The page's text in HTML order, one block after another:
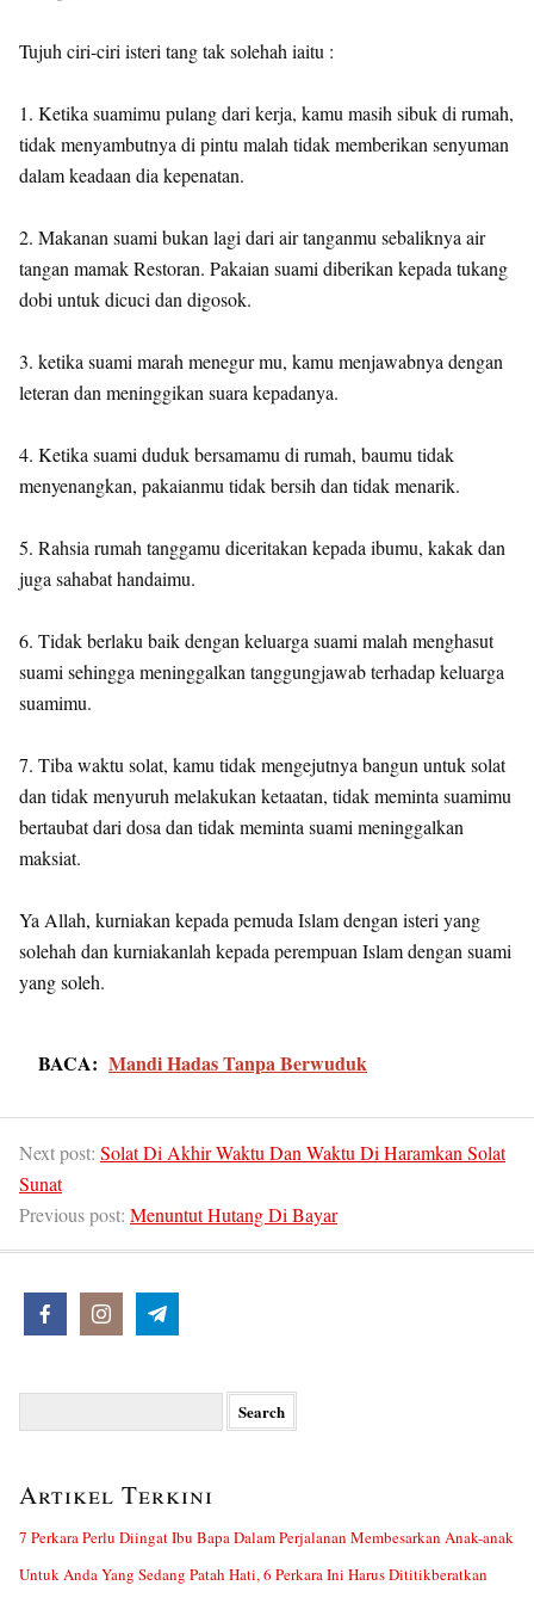
Tujuh ciri-ciri isteri tang tak solehah iaitu :
1. Ketika suamimu pulang dari kerja, kamu masih sibuk di rumah,
tidak menyambutnya di pintu malah tidak memberikan senyuman
dalam keadaan dia kepenatan.
2. Makanan suami bukan lagi dari air tanganmu sebaliknya air
tangan mamak Restoran. Pakaian suami diberikan kepada tukang
dobi untuk dicuci dan digosok.
3. ketika suami marah menegur mu, kamu menjawabnya dengan
leteran dan meninggikan suara kepadanya.
4. Ketika suami duduk bersamamu di rumah, baumu tidak
menyenangkan, pakaianmu tidak bersih dan tidak menarik.
5. Rahsia rumah tanggamu diceritakan kepada ibumu, kakak dan
juga sahabat handaimu.
6. Tidak berlaku baik dengan keluarga suami malah menghasut
suami sehingga meninggalkan tanggungjawab terhadap keluarga
suamimu.
7. Tiba waktu solat, kamu tidak mengejutnya bangun untuk solat
dan tidak menyuruh melakukan ketaatan, tidak meminta suamimu
bertaubat dari dosa dan tidak meminta suami meninggalkan
maksiat.
Ya Allah, kurniakan kepada pemuda Islam dengan isteri yang
solehah dan kurniakanlah kepada perempuan Islam dengan suami
yang soleh.
BACA: Mandi Hadas Tanpa Berwuduk
Next post: Solat Di Akhir Waktu Dan Waktu Di Haramkan Solat
Sunat
Previous post: Menuntut Hutang Di Bayar
Artikel Terkini
7 Perkara Perlu Diingat Ibu Bapa Dalam Perjalanan Membesarkan Anak-anak
Untuk Anda Yang Sedang Patah Hati, 6 Perkara Ini Harus Dititikberatkan